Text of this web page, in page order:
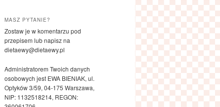
MASZ PYTANIE?
Zostaw je w komentarzu pod
przepisem lub napisz na
dietaewy@dietaewy.pl
Administratorem Twoich danych
osobowych jest EWA BIENIAK, ul.
Optyków 3/59, 04-175 Warszawa,
NIP: 1132518214, REGON: